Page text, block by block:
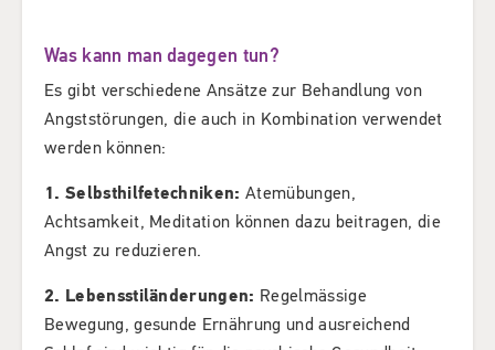
Was kann man dagegen tun?
Es gibt verschiedene Ansätze zur Behandlung von
Angststörungen, die auch in Kombination verwendet
werden können:
1. Selbsthilfetechniken: Atemübungen,
Achtsamkeit, Meditation können dazu beitragen, die
Angst zu reduzieren.
2. Lebensstiländerungen: Regelmässige
Bewegung, gesunde Ernährung und ausreichend